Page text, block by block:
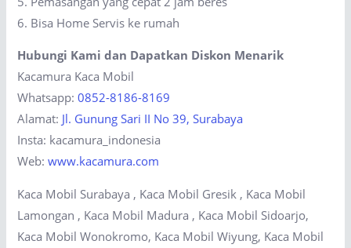
6. Bisa Home Servis ke rumah
Hubungi Kami dan Dapatkan Diskon Menarik
Kacamura Kaca Mobil
Whatsapp:0852-8186-8169
Alamat: Jl. Gunung Sari II No 39, Surabaya
Insta: kacamura_indonesia
Web:www.kacamura.com
Kaca Mobil Surabaya , Kaca Mobil Gresik , Kaca Mobil
Lamongan , Kaca Mobil Madura , Kaca Mobil Sidoarjo,
Kaca Mobil Wonokromo, Kaca Mobil Wiyung, Kaca Mobil